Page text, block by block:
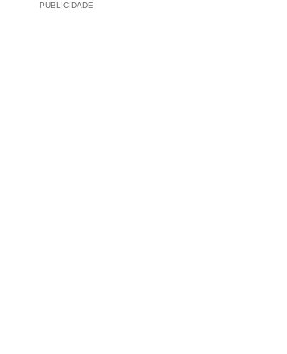
PUBLICIDADE